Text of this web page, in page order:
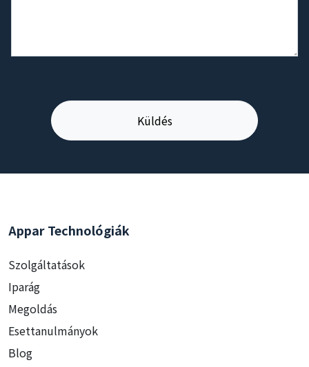
Appar Technológiák
Szolgáltatások
Iparág
Megoldás
Esettanulmányok
Blog